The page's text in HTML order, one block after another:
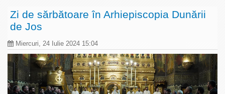
Zi de sărbătoare în Arhiepiscopia Dunării
de Jos
Miercuri, 24 Iulie 2024 15:04